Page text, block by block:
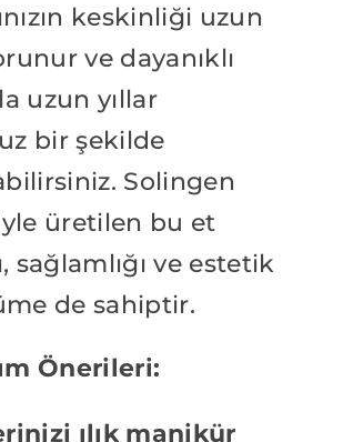
keskinliği uzun
ve dayanıklı
uzun yıllar
bir şekilde
Solingen
üretilen bu et
sağlamlığı ve estetik
de sahiptir.
Önerileri:
ılık manikür